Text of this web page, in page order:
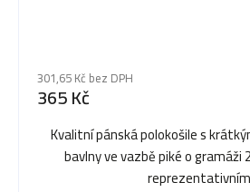
hodnocení
produktu
je
3,5
301,65 Kč bez DPH
365 Kč
Kvalitní pánská polokošile s
bavlny ve vazbě piké o gramáži